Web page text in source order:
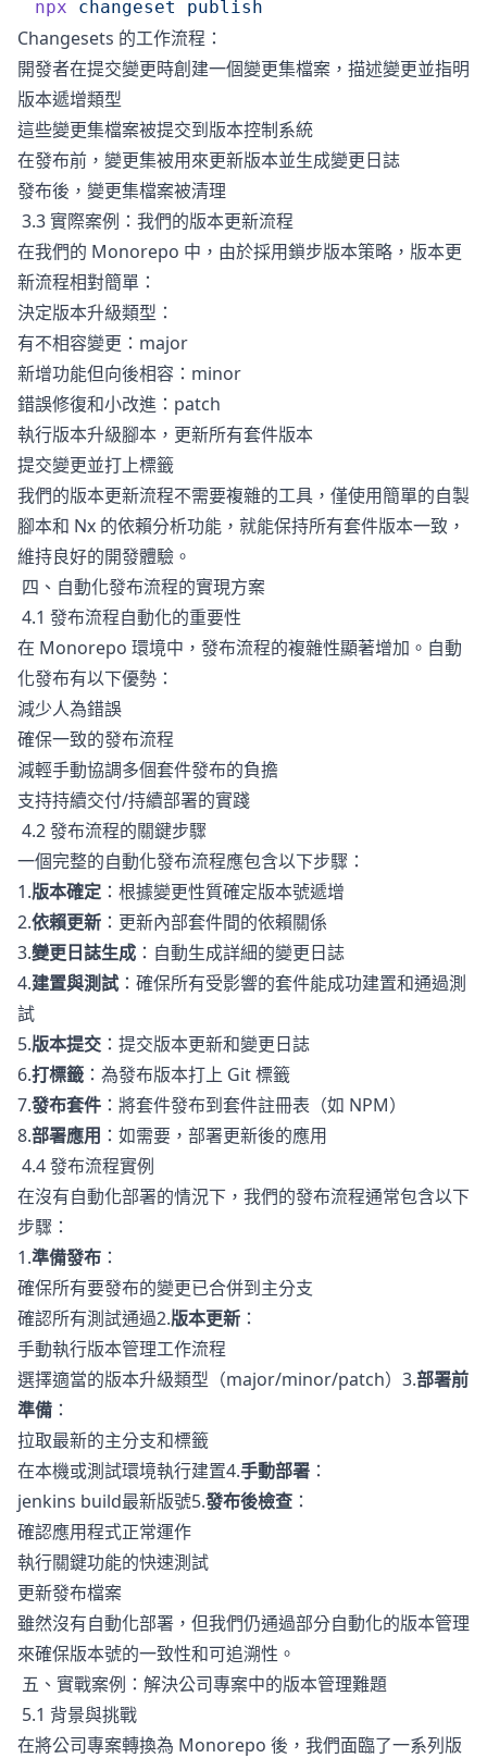
npx changeset publish
Changesets 的工作流程：
開發者在提交變更時創建一個變更集檔案，描述變更並指明
版本遞增類型
這些變更集檔案被提交到版本控制系統
在發布前，變更集被用來更新版本並生成變更日誌
發布後，變更集檔案被清理
3.3 實際案例：我們的版本更新流程
在我們的 Monorepo 中，由於採用鎖步版本策略，版本更
新流程相對簡單：
決定版本升級類型：
有不相容變更：major
新增功能但向後相容：minor
錯誤修復和小改進：patch
執行版本升級腳本，更新所有套件版本
提交變更並打上標籤
我們的版本更新流程不需要複雜的工具，僅使用簡單的自製
腳本和 Nx 的依賴分析功能，就能保持所有套件版本一致，
維持良好的開發體驗。
四、自動化發布流程的實現方案
4.1 發布流程自動化的重要性
在 Monorepo 環境中，發布流程的複雜性顯著增加。自動
化發布有以下優勢：
減少人為錯誤
確保一致的發布流程
減輕手動協調多個套件發布的負擔
支持持續交付/持續部署的實踐
4.2 發布流程的關鍵步驟
一個完整的自動化發布流程應包含以下步驟：
1.版本確定 ：根據變更性質確定版本號遞增
2.依賴更新 ：更新內部套件間的依賴關係
3.變更日誌生成 ：自動生成詳細的變更日誌
4.建置與測試 ：確保所有受影響的套件能成功建置和通過測
試
5.版本提交 ：提交版本更新和變更日誌
6.打標籤 ：為發布版本打上 Git 標籤
7.發布套件 ：將套件發布到套件註冊表（如 NPM）
8.部署應用 ：如需要，部署更新後的應用
4.4 發布流程實例
在沒有自動化部署的情況下，我們的發布流程通常包含以下
步驟：
1.準備發布 ：
確保所有要發布的變更已合併到主分支
確認所有測試通過2.版本更新 ：
手動執行版本管理工作流程
選擇適當的版本升級類型（major/minor/patch）3.部署前
準備 ：
拉取最新的主分支和標籤
在本機或測試環境執行建置4.手動部署 ：
jenkins build最新版號5.發布後檢查 ：
確認應用程式正常運作
執行關鍵功能的快速測試
更新發布檔案
雖然沒有自動化部署，但我們仍通過部分自動化的版本管理
來確保版本號的一致性和可追溯性。
五、實戰案例：解決公司專案中的版本管理難題
5.1 背景與挑戰
在將公司專案轉換為 Monorepo 後，我們面臨了一系列版